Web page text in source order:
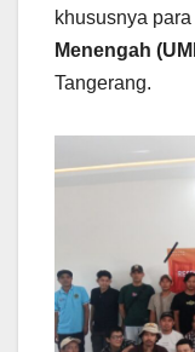
khususnya
Menengah
Tangerang.